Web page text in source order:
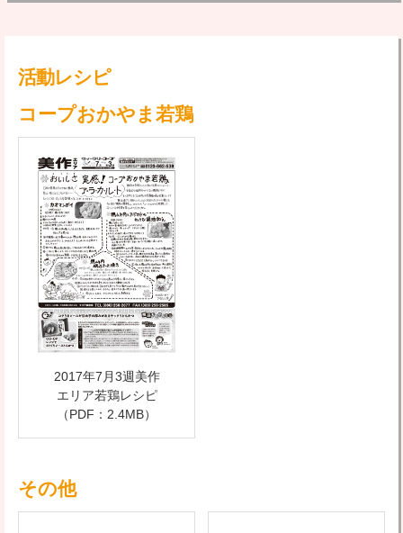
活動レシピ
コープおかやま若鶏
2017年7月3週美作
エリア若鶏レシピ
（PDF：2.4MB）
その他